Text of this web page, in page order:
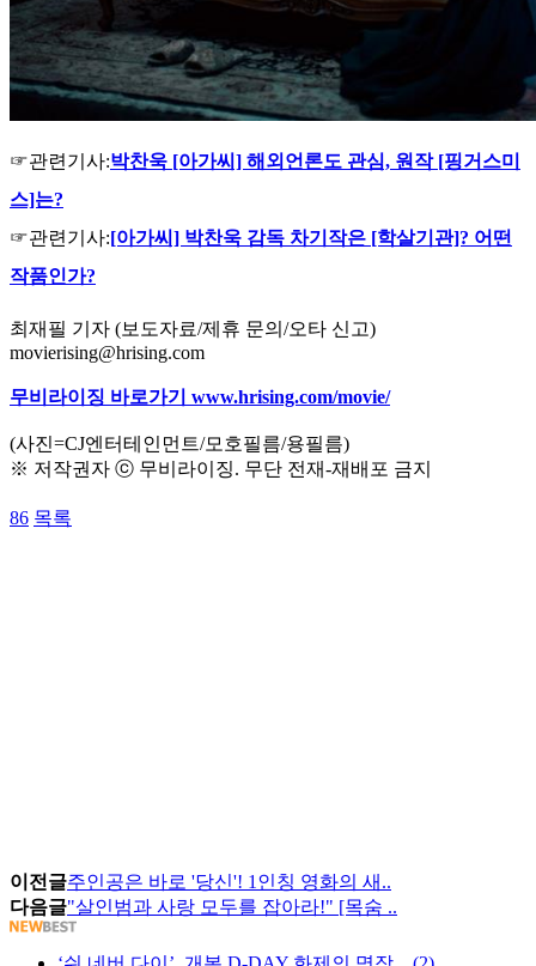
☞관련기사:박찬욱 [아가씨] 해외언론도 관심, 원작 [핑거스미
스]는?
☞관련기사:[아가씨] 박찬욱 감독 차기작은 [학살기관]? 어떤
작품인가?
최재필 기자 (보도자료/제휴 문의/오타 신고)
movierising@hrising.com
무비라이징 바로가기 www.hrising.com/movie/
(사진=CJ엔터테인먼트/모호필름/용필름)
※ 저작권자 ⓒ 무비라이징. 무단 전재-재배포 금지
86 목록
이전글주인공은 바로 '당신'! 1인칭 영화의 새..
다음글"살인범과 사랑 모두를 잡아라!" [목숨 ..